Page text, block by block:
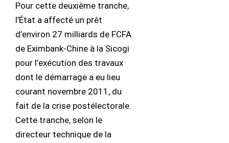
Pour cette deuxième tranche,
l’État a affecté un prêt
d’environ 27 milliards de FCFA
de Eximbank-Chine à la Sicogi
pour l’exécution des travaux
dont le démarrage a eu lieu
courant novembre 2011, du
fait de la crise postélectorale.
Cette tranche, selon le
directeur technique de la